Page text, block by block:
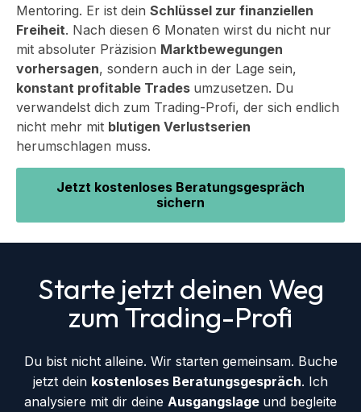
Mentoring. Er ist dein Schlüssel zur finanziellen
Freiheit. Nach diesen 6 Monaten wirst du nicht nur
mit absoluter Präzision Marktbewegungen
vorhersagen, sondern auch in der Lage sein,
konstant profitable Trades umzusetzen. Du
verwandelst dich zum Trading-Profi, der sich endlich
nicht mehr mit blutigen Verlustserien
herumschlagen muss.
Jetzt kostenloses Beratungsgespräch
sichern
Starte jetzt deinen Weg
zum Trading-Profi
Du bist nicht alleine. Wir starten gemeinsam. Buche
jetzt dein kostenloses Beratungsgespräch. Ich
analysiere mit dir deine Ausgangslage und begleite